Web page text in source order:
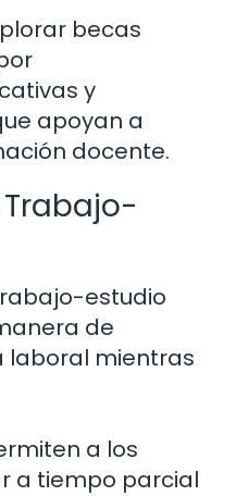
becas
y
apoyan a
docente.
estudio
de
laboral mientras
a los
a tiempo parcial